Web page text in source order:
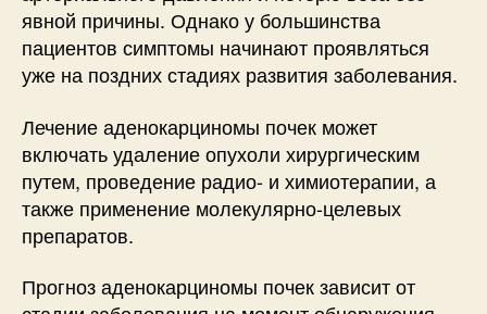
явной причины. Однако у большинства
пациентов симптомы начинают проявляться
уже на поздних стадиях развития заболевания.
Лечение аденокарциномы почек может
включать удаление опухоли хирургическим
путем, проведение радио- и химиотерапии, а
также применение молекулярно-целевых
препаратов.
Прогноз аденокарциномы почек зависит от